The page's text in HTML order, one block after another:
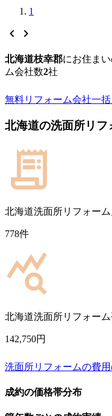
1
chevron_left chevron_right
北海道枝幸郡にお住ま
ム会社数2社
無料リフォーム会社一
北海道の洗面所リフ
北海道洗面所リフォー
778件
北海道洗面所リフォーム
142,750円
洗面所リフォームの費
成約の価格帯分布